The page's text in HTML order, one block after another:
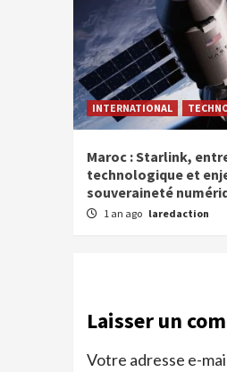
INTERNATIONAL
Maroc : Starlink,
technologique et
souveraineté
1 an ago laredaction
Laisser un
Votre adresse e-